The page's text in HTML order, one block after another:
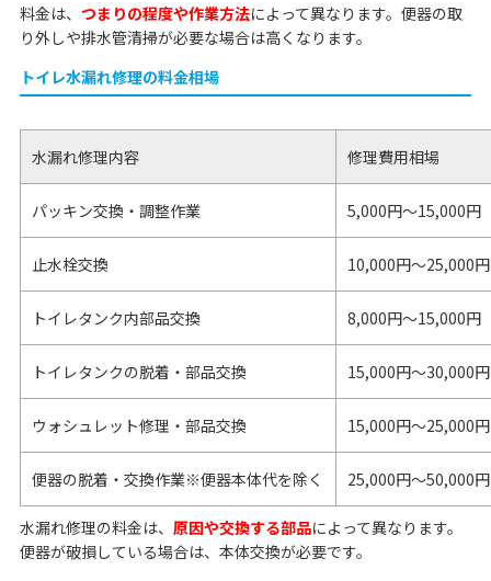
料金は、 つまりの程度や作業方法によって異なります。便器の取
り外しや排水管清掃が必要な場合は高くなります。
トイレ水漏れ修理の料金相場
水漏れ修理内容 修理費用相場
パッキン交換・調整作業 5,000円～15,000円
止水栓交換 10,000円～25,000円
トイレタンク内部品交換 8,000円〜15,000円
トイレタンクの脱着・部品交換 15,000円〜30,000円
ウォシュレット修理・部品交換 15,000円〜25,000円
便器の脱着・交換作業※便器本体代を除く 25,000円～50,000円
水漏れ修理の料金は、 原因や交換する部品によって異なります。
便器が破損している場合は、本体交換が必要です。